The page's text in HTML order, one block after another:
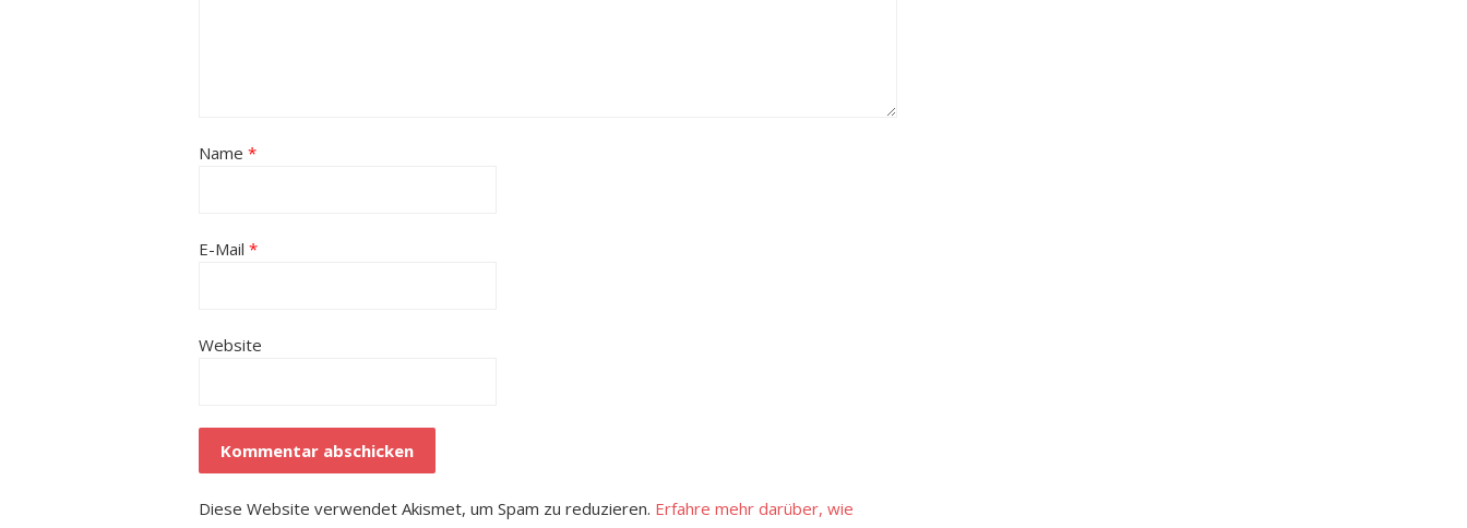
Name *
E-Mail *
Website
Diese Website verwendet Akismet, um Spam zu reduzieren. Erfahre mehr darüber, wie